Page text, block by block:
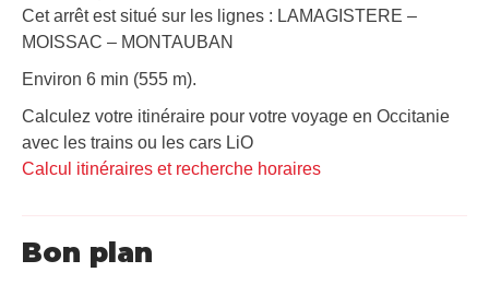
Cet arrêt est situé sur les lignes : LAMAGISTERE –
MOISSAC – MONTAUBAN
Environ 6 min (555 m).
Calculez votre itinéraire pour votre voyage en Occitanie
avec les trains ou les cars LiO
Calcul itinéraires et recherche horaires
Bon plan